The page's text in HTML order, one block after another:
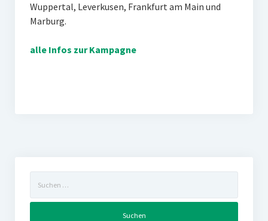
Wuppertal, Leverkusen, Frankfurt am Main und
Marburg.
alle Infos zur Kampagne
nach: